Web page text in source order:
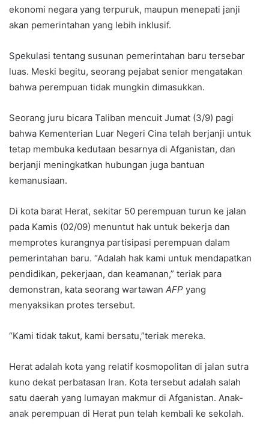
ekonomi negara yang terpuruk, maupun menepati janji
akan pemerintahan yang lebih inklusif.
Spekulasi tentang susunan pemerintahan baru tersebar
luas. Meski begitu, seorang pejabat senior mengatakan
bahwa perempuan tidak mungkin dimasukkan.
Seorang juru bicara Taliban mencuit Jumat (3/9) pagi
bahwa Kementerian Luar Negeri Cina telah berjanji untuk
tetap membuka kedutaan besarnya di Afganistan, dan
berjanji meningkatkan hubungan juga bantuan
kemanusiaan.
Di kota barat Herat, sekitar 50 perempuan turun ke jalan
pada Kamis (02/09) menuntut hak untuk bekerja dan
memprotes kurangnya partisipasi perempuan dalam
pemerintahan baru. “Adalah hak kami untuk mendapatkan
pendidikan, pekerjaan, dan keamanan,” teriak para
demonstran, kata seorang wartawan AFP yang
menyaksikan protes tersebut.
“Kami tidak takut, kami bersatu,”teriak mereka.
Herat adalah kota yang relatif kosmopolitan di jalan sutra
kuno dekat perbatasan Iran. Kota tersebut adalah salah
satu daerah yang lumayan makmur di Afganistan. Anak-
anak perempuan di Herat pun telah kembali ke sekolah.